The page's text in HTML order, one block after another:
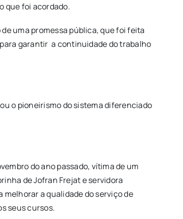
que foi acordado.
uma promessa pública, que foi feita
garantir a continuidade do trabalho
o pioneirismo do sistema diferenciado
do ano passado, vítima de um
de Jofran Frejat e servidora
melhorar a qualidade do serviço de
seus cursos.